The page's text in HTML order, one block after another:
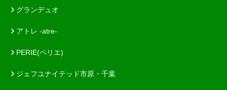
グランデュオ
アトレ -atre-
PERIE(ペリエ)
ジェフユナイテッド市原・千葉